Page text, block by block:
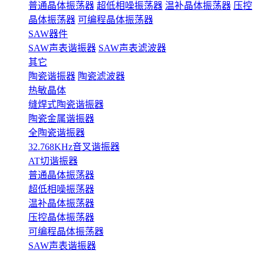
普通晶体振荡器 超低相噪振荡器 温补晶体振荡器 压控
晶体振荡器 可编程晶体振荡器
SAW器件
SAW声表谐振器 SAW声表滤波器
其它
陶瓷谐振器 陶瓷滤波器
热敏晶体
缝焊式陶瓷谐振器
陶瓷金属谐振器
全陶瓷谐振器
32.768KHz音叉谐振器
AT切谐振器
普通晶体振荡器
超低相噪振荡器
温补晶体振荡器
压控晶体振荡器
可编程晶体振荡器
SAW声表谐振器